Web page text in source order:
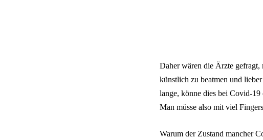
Daher wären die Ärzte gefragt,
künstlich zu beatmen und
lange, könne dies bei Covid-19
Man müsse also mit viel
Warum der Zustand mancher